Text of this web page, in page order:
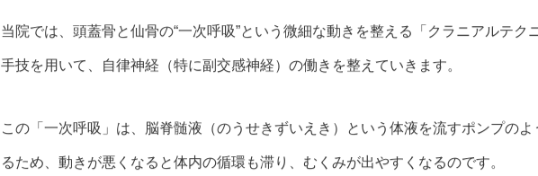
当院では、頭蓋骨と仙骨の“一次呼吸”という微細な動きを整える「クラニアルテク
手技を用いて、自律神経（特に副交感神経）の働きを整えていきます。
この「一次呼吸」は、脳脊髄液（のうせきずいえき）という体液を流すポンプのよ
るため、動きが悪くなると体内の循環も滞り、むくみが出やすくなるのです。